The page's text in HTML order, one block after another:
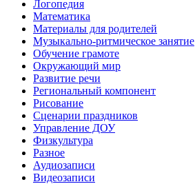
Логопедия
Математика
Материалы для родителей
Музыкально-ритмическое занятие
Обучение грамоте
Окружающий мир
Развитие речи
Региональный компонент
Рисование
Сценарии праздников
Управление ДОУ
Физкультура
Разное
Аудиозаписи
Видеозаписи